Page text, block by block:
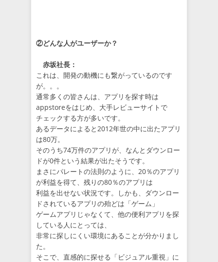
②どんな人がユーザーか？
赤坂社長：
これは、開発の動機にも繋がっているのです
が。。。
通常多くの皆さんは、アプリを探す時は
appstoreをはじめ、大手レビューサイトで
チェックする方が多いです。
あるデータによると2012年世の中に出たアプリ
は80万。
そのうち74万件のアプリが、なんとダウンロー
ドが0件という結果が出たそうです。
まさにパレートの法則のように、20％のアプリ
が利益を得て、残りの80％のアプリは
利益を出せない状況です。しかも、ダウンロー
ドされているアプリの殆どは「ゲーム」
ゲームアプリじゃなくて、他の便利アプリを探
している人にとっては、
非常に探しにくい環境にあることが分かりまし
た。
そこで、直感的に探せる「ビジュアル重視」に